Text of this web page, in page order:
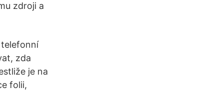
zdroji a
zda
je na
folii,